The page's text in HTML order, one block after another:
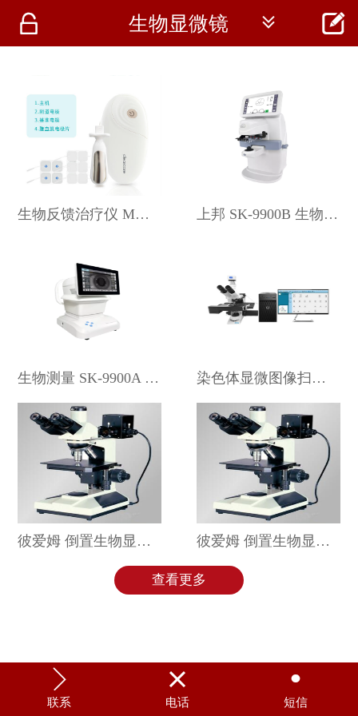
 首页
仪器
医疗资讯
 生物显微镜  
生物反馈治疗仪 MMK620i 德佳 上邦 SK-9900B 生物测量
生物测量 SK-9900A 上邦 染色体显微图像扫描仪 LABB M95
彼爱姆 倒置生物显微镜 BM-37XB 彼爱姆 倒置生物显微镜 BM-37XF
查看更多

联系

电话

短信